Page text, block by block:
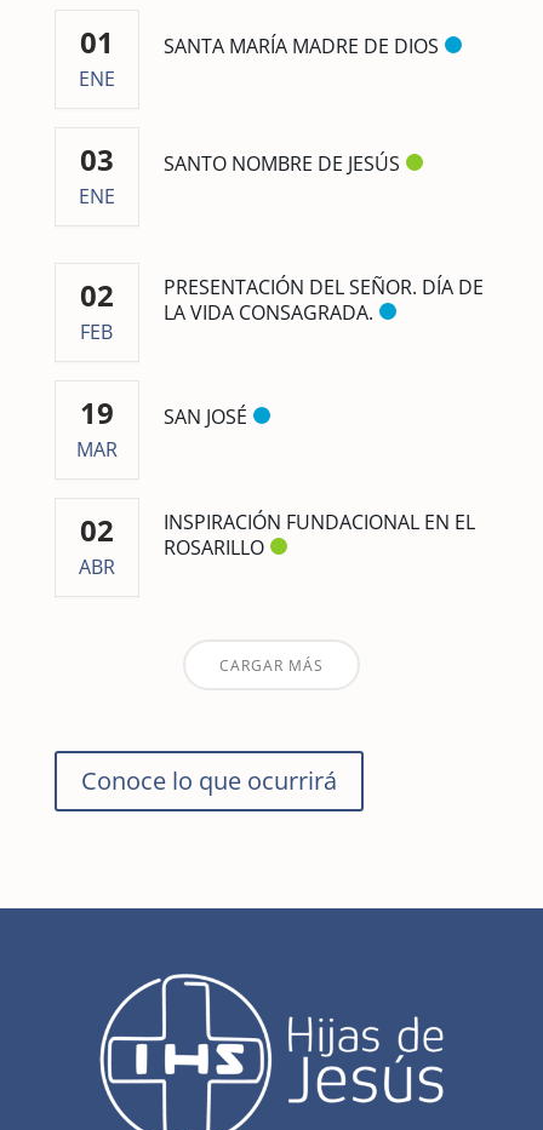
01
ENE
SANTA MARÍA MADRE DE DIOS
03
ENE
SANTO NOMBRE DE JESÚS
02
FEB
PRESENTACIÓN DEL SEÑOR. DÍA DE
LA VIDA CONSAGRADA.
19
MAR
SAN JOSÉ
02
ABR
INSPIRACIÓN FUNDACIONAL EN EL
ROSARILLO
CARGAR MÁS
Conoce lo que ocurrirá